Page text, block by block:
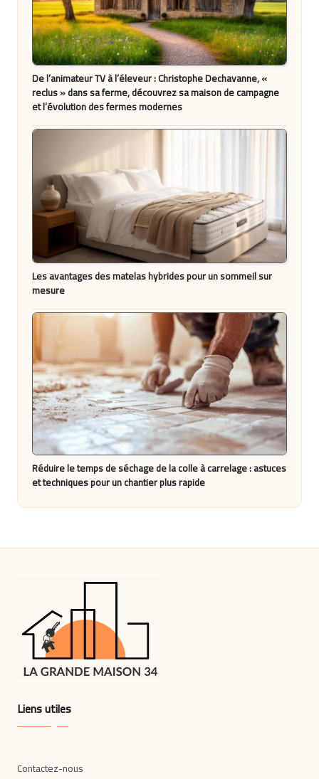
De l’animateur TV à l’éleveur : Christophe Dechavanne, «
reclus » dans sa ferme, découvrez sa maison de campagne
et l’évolution des fermes modernes
Les avantages des matelas hybrides pour un sommeil sur
mesure
Réduire le temps de séchage de la colle à carrelage : astuces
et techniques pour un chantier plus rapide
Liens utiles
Contactez-nous